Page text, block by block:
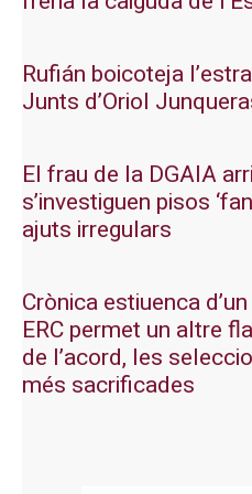
Rufián boicoteja
Junts d’Oriol
El frau de la DGAIA
s’investiguen pisos
ajuts irregulars
Crònica estiuenca
ERC permet un altre
de l’acord, les
més sacrificades